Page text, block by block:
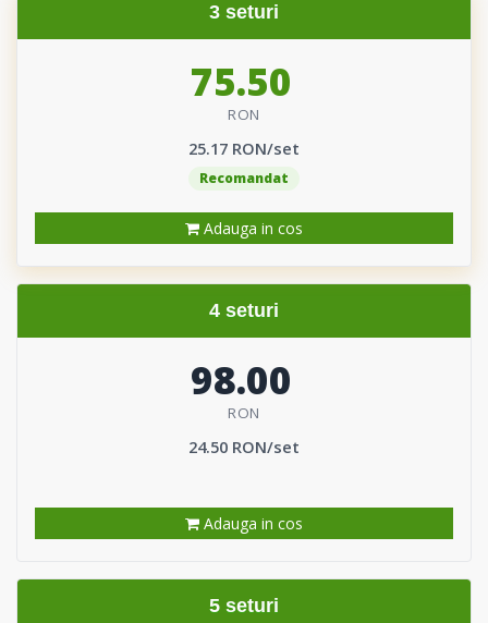
3 seturi
75.50
RON
25.17 RON/set
Recomandat
Adauga in cos
4 seturi
98.00
RON
24.50 RON/set
Adauga in cos
5 seturi